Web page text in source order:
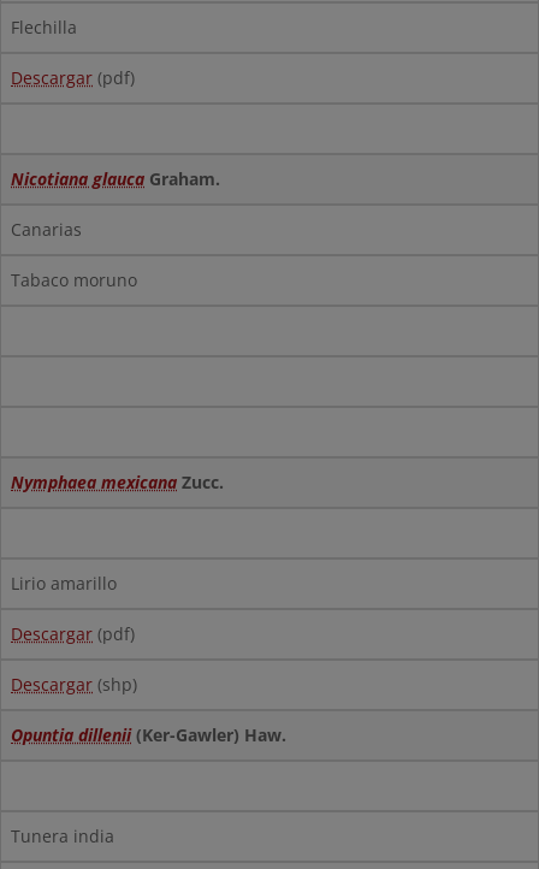
Flechilla
Descargar (pdf)
Nicotiana glauca Graham.
Canarias
Tabaco moruno
Nymphaea mexicana Zucc.
Lirio amarillo
Descargar (pdf)
Descargar (shp)
Opuntia dillenii(Ker-Gawler) Haw.
Tunera india